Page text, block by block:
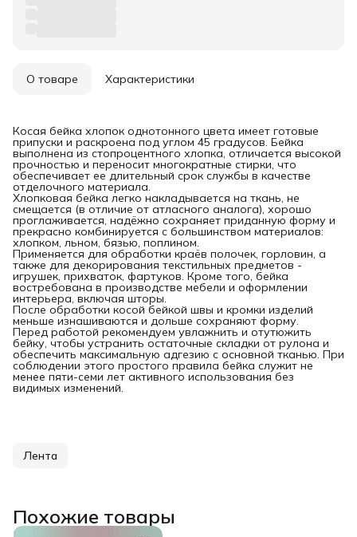
О товаре Характеристики
Косая бейка хлопок однотонного цвета имеет готовые
припуски и раскроена под углом 45 градусов. Бейка
выполнена из стопроцентного хлопка, отличается высокой
прочностью и переносит многократные стирки, что
обеспечивает ее длительный срок службы в качестве
отделочного материала.
Хлопковая бейка легко накладывается на ткань, не
смещается (в отличие от атласного аналога), хорошо
проглаживается, надёжно сохраняет приданную форму и
прекрасно комбинируется с большинством материалов:
хлопком, льном, бязью, поплином.
Применяется для обработки краёв полочек, горловин, а
также для декорирования текстильных предметов -
игрушек, прихваток, фартуков. Кроме того, бейка
востребована в производстве мебели и оформлении
интерьера, включая шторы.
После обработки косой бейкой швы и кромки изделий
меньше изнашиваются и дольше сохраняют форму.
Перед работой рекомендуем увлажнить и отутюжить
бейку, чтобы устранить остаточные складки от рулона и
обеспечить максимальную адгезию с основной тканью. При
соблюдении этого простого правила бейка служит не
менее пяти-семи лет активного использования без
видимых изменений.
Лента
Похожие товары